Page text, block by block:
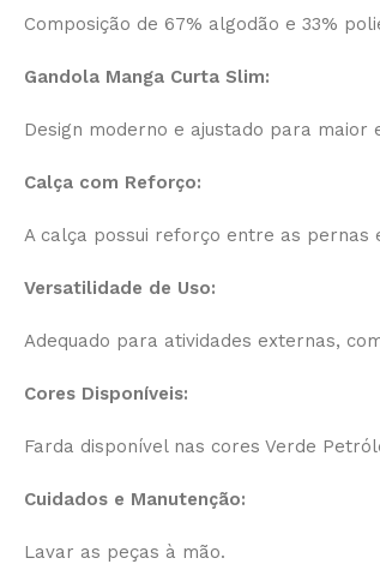
Composição de 67% algodão e 33%
Gandola Manga Curta Slim:
Design moderno e ajustado para maior
Calça com Reforço:
A calça possui reforço entre as pernas
Versatilidade de Uso:
Adequado para atividades externas,
Cores Disponíveis:
Farda disponível nas cores Verde
Cuidados e Manutenção:
Lavar as peças à mão.